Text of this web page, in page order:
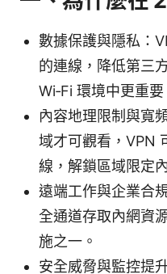
數據保護與隱私：
的連線，降低第三
Wi‑Fi 環境中更重要
內容地理限制與寬
域才可觀看，VPN
線，解鎖區域限定
遠端工作與企業合
全通道存取內網資
施之一。
安全威脅與監控提